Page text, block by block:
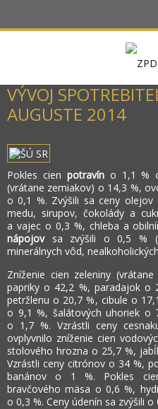
VÝVOJ
AUGUSTE 2014
Pokles cien potravíno 1,1 %
(vrátane zemiakov) o 14,3 %,
o 0,1 %. Zvýšili sa ceny
medu, sirupov, čokolády a
a vajec o 0,3 %, chleba a
nápojovsa zvýšili o 0,5 %
minerálnych vôd,
Zníženie cien zeleniny
papriky o 42,2 %, paradajok o
petržlenu o 20,7 %, cibule o
o 9,1 %, šalátových uhoriek o
o 1,7 %. Vzrástli ceny
ovplyvnilo zníženie cien
stolového hrozna o 25,7 %,
Vzrástli ceny citrónov o 34 %,
banánov o 1 %. Pokles
bravčového mäsa o 0,6 %,
o 0,3 %. Ceny údenín sa zvýšili o